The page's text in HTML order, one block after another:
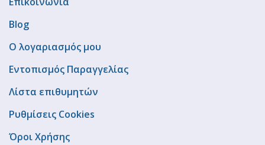
Blog
Ο λογαριασμός μου
Εντοπισμός Παραγγελίας
Λίστα επιθυμητών
Ρυθμίσεις Cookies
Όροι Χρήσης